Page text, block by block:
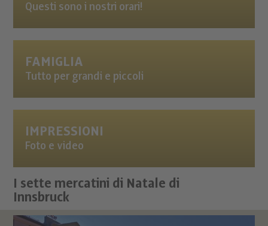
Questi sono i nostri orari!
FAMIGLIA
Tutto per grandi e piccoli
IMPRESSIONI
Foto e video
I sette mercatini di Natale di
Innsbruck